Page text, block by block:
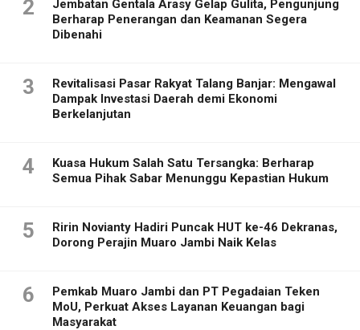
2
Jembatan Gentala Arasy Gelap Gulita, Pengunjung
Berharap Penerangan dan Keamanan Segera
Dibenahi
3
Revitalisasi Pasar Rakyat Talang Banjar: Mengawal
Dampak Investasi Daerah demi Ekonomi
Berkelanjutan
4
Kuasa Hukum Salah Satu Tersangka: Berharap
Semua Pihak Sabar Menunggu Kepastian Hukum
5
Ririn Novianty Hadiri Puncak HUT ke-46 Dekranas,
Dorong Perajin Muaro Jambi Naik Kelas
6
Pemkab Muaro Jambi dan PT Pegadaian Teken
MoU, Perkuat Akses Layanan Keuangan bagi
Masyarakat